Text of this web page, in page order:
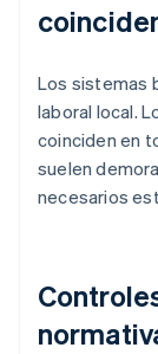
Los sistemas
laboral local.
coinciden en
suelen
necesarios